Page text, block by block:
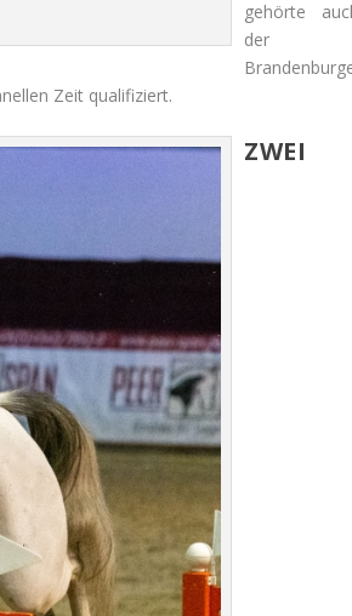
gehörte
der
Zeit qualifiziert.
ZWEI